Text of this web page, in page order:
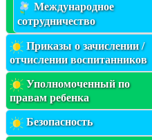
Международное
сотрудничество
Приказы о зачислении /
отчислении воспитанников
Уполномоченный по
правам ребенка
Безопасность